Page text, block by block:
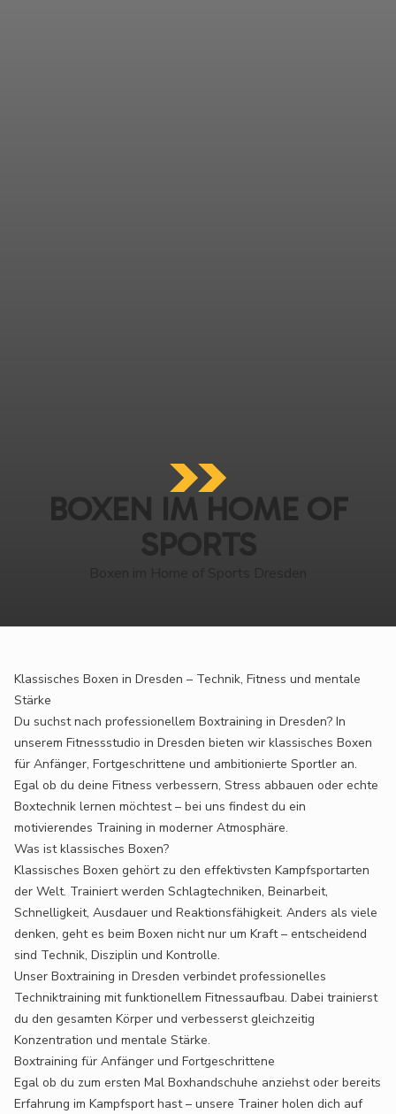
BOXEN IM HOME OF
SPORTS
Klassisches Boxen in Dresden – Technik, Fitness und mentale
Stärke
Du suchst nach professionellem Boxtraining in Dresden? In
unserem Fitnessstudio in Dresden bieten wir klassisches Boxen
für Anfänger, Fortgeschrittene und ambitionierte Sportler an.
Egal ob du deine Fitness verbessern, Stress abbauen oder echte
Boxtechnik lernen möchtest – bei uns findest du ein
motivierendes Training in moderner Atmosphäre.
Was ist klassisches Boxen?
Klassisches Boxen gehört zu den effektivsten Kampfsportarten
der Welt. Trainiert werden Schlagtechniken, Beinarbeit,
Schnelligkeit, Ausdauer und Reaktionsfähigkeit. Anders als viele
denken, geht es beim Boxen nicht nur um Kraft – entscheidend
sind Technik, Disziplin und Kontrolle.
Unser Boxtraining in Dresden verbindet professionelles
Techniktraining mit funktionellem Fitnessaufbau. Dabei trainierst
du den gesamten Körper und verbesserst gleichzeitig
Konzentration und mentale Stärke.
Boxtraining für Anfänger und Fortgeschrittene
Egal ob du zum ersten Mal Boxhandschuhe anziehst oder bereits
Erfahrung im Kampfsport hast – unsere Trainer holen dich auf